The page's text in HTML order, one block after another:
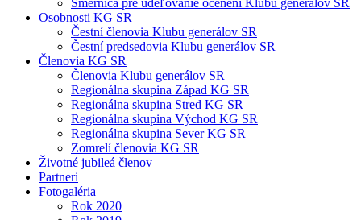
Osobnosti KG SR
Čestní členovia Klubu generálov SR
Čestní predsedovia Klubu generálov SR
Členovia KG SR
Členovia Klubu generálov SR
Regionálna skupina Západ KG SR
Regionálna skupina Stred KG SR
Regionálna skupina Východ KG SR
Regionálna skupina Sever KG SR
Zomrelí členovia KG SR
Životné jubileá členov
Partneri
Fotogaléria
Rok 2020